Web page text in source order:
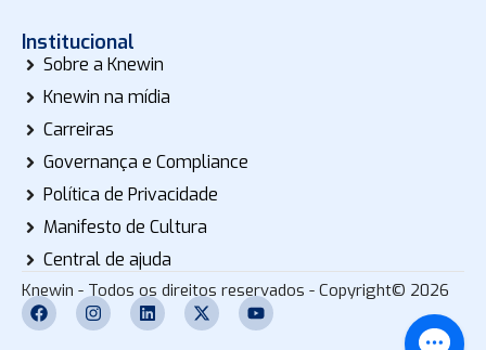
Institucional
Sobre a Knewin
Knewin na mídia
Carreiras
Governança e Compliance
Política de Privacidade
Manifesto de Cultura
Central de ajuda
Knewin - Todos os direitos reservados - Copyright© 2026